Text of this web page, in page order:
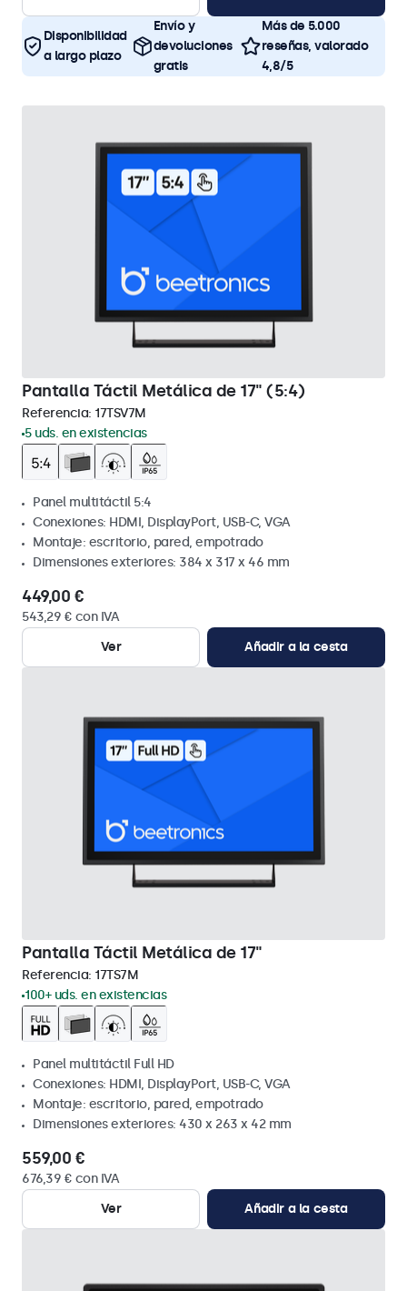
Disponibilidad
a largo plazo
Envío y
devoluciones
gratis
Más de 5.000
reseñas, valorado
4,8/5
Pantalla Táctil Metálica de 17" (5:4)
Referencia: 17TSV7M
5 uds. en existencias
Panel multitáctil 5:4
Conexiones: HDMI, DisplayPort, USB-C, VGA
Montaje: escritorio, pared, empotrado
Dimensiones exteriores: 384 x 317 x 46 mm
449,00 €
543,29 € con IVA
Ver
Añadir a la cesta
Pantalla Táctil Metálica de 17"
Referencia: 17TS7M
100+ uds. en existencias
Panel multitáctil Full HD
Conexiones: HDMI, DisplayPort, USB-C, VGA
Montaje: escritorio, pared, empotrado
Dimensiones exteriores: 430 x 263 x 42 mm
559,00 €
676,39 € con IVA
Ver
Añadir a la cesta